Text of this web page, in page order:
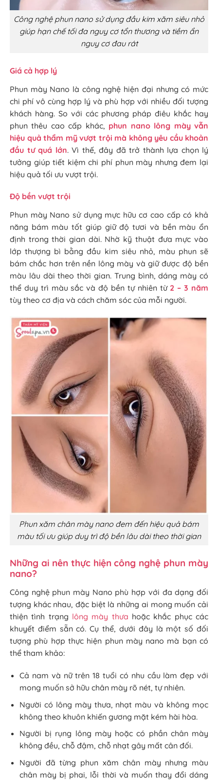
Công nghệ phun nano sử dụng đầu kim xăm siêu nhỏ
giúp hạn chế tối đa nguy cơ tổn thương và tiềm ẩn
nguy cơ đau rát
Giá cả hợp lý
Phun mày Nano là công nghệ hiện đại nhưng có mức
chi phí vô cùng hợp lý và phù hợp với nhiều đối tượng
khách hàng. So với các phương pháp điêu khắc hay
phun thêu cao cấp khác, phun nano lông mày vẫn
hiệu quả thẩm mỹ vượt trội mà không yêu cầu khoản
đầu tư quá lớn. Vì thế, đây đã trở thành lựa chọn lý
tưởng giúp tiết kiệm chi phí phun mày nhưng đem lại
hiệu quả tối ưu vượt trội.
Độ bền vượt trội
Phun mày Nano sử dụng mực hữu cơ cao cấp có khả
năng bám màu tốt giúp giữ độ tươi và bền màu ổn
định trong thời gian dài. Nhờ kỹ thuật đưa mực vào
lớp thượng bì bằng đầu kim siêu nhỏ, màu phun sẽ
bám chắc hơn trên nền lông mày và giữ được độ bền
màu lâu dài theo thời gian. Trung bình, dáng mày có
thể duy trì màu sắc và độ bền tự nhiên từ 2 – 3 năm
tùy theo cơ địa và cách chăm sóc của mỗi người.
Phun xăm chân mày nano đem đến hiệu quả bám
màu tối ưu giúp duy trì độ bền lâu dài theo thời gian
Những ai nên thực hiện công nghệ phun mày
nano?
Công nghệ phun mày Nano phù hợp với đa dạng đối
tượng khác nhau, đặc biệt là những ai mong muốn cải
thiện tình trạng lông mày thưa hoặc khắc phục các
khuyết điểm sẵn có. Cụ thể, dưới đây là một số đối
tượng phù hợp thực hiện phun mày nano mà bạn có
thể tham khảo:
Cả nam và nữ trên 18 tuổi có nhu cầu làm đẹp với
mong muốn sở hữu chân mày rõ nét, tự nhiên.
Người có lông mày thưa, nhạt màu và không mọc
không theo khuôn khiến gương mặt kém hài hòa.
Người bị rụng lông mày hoặc có phần chân mày
không đều, chỗ đậm, chỗ nhạt gây mất cân đối.
Người đã từng phun xăm chân mày nhưng màu
chân mày bị phai, lỗi thời và muốn thay đổi dáng